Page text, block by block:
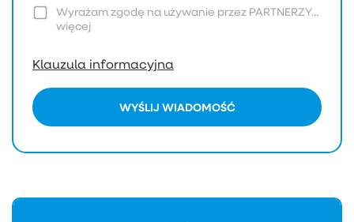
Wyrażam zgodę na używanie przez PARTNERZY...
więcej
Klauzula informacyjna
WYŚLIJ WIADOMOŚĆ